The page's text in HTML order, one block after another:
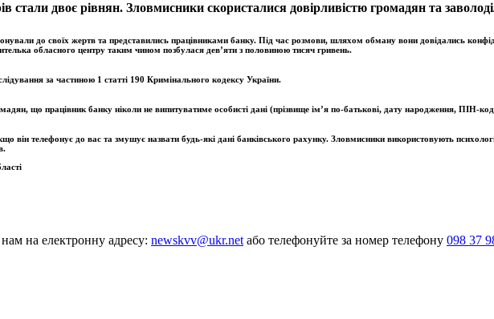
стали двоє рівнян. Зловмисники скористалися довірливістю громадян та
до своїх жертв та представились працівниками банку. Під час розмови, шляхом обману вони довідались
обласного центру таким чином позбулася дев’яти з половиною тисяч гривень.
за частиною 1 статті 190 Кримінального кодексу України.
що працівник банку ніколи не випитуватиме особисті дані (прізвище ім’я по-батькові, дату народження, ПІН-
він телефонує до вас та змушує назвати будь-які дані банківського рахунку. Зловмисники використовують
на електронну адресу: newskvv@ukr.net або телефонуйте за номер телефону 098 37